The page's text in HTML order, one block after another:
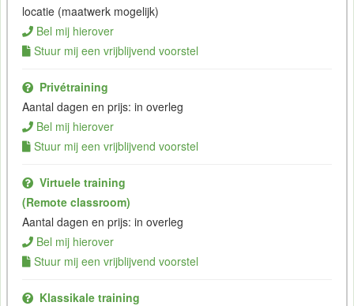
locatie (maatwerk mogelijk)
Bel mij hierover
Stuur mij een vrijblijvend voorstel
Privétraining
Aantal dagen en prijs: in overleg
Bel mij hierover
Stuur mij een vrijblijvend voorstel
Virtuele training
(Remote classroom)
Aantal dagen en prijs: in overleg
Bel mij hierover
Stuur mij een vrijblijvend voorstel
Klassikale training